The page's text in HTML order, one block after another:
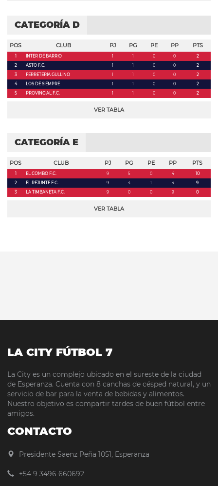
CATEGORÍA D
POS CLUB PJ PG PE PP PTS
1 INTER DE BARRIO 1 1 0 0
2
2
ASTO F.C. 1 1 0 0
2
3
FERRETERIA GULLINO 1 1 0 0
2
4
LOS DE SIEMPRE 1 1 0 0
2
5
PROVINCIAL F.C. 1 1 0 0 2
VER TABLA
CATEGORÍA E
POS CLUB PJ PG PE PP PTS
1 EL COMBO F.C. 9 5 0 4
10
2
EL REJUNTE F.C. 9 4 1 4
9
3
LA TIMBANETA F.C. 9 0 0 9 0
VER TABLA
LA CITY FÚTBOL 7
La City es un complejo ubicado en el sureste de la ciudad
de Esperanza. Cuenta con 8 canchas de césped natural, y un
servicio de bar para la venta de bebidas y alimentos.
Nuestro objetivo es compartir tardes de buen fútbol entre
amigos.
CONTACTO
Presidente Saenz Peña 1051, Esperanza
+54 9 3496 660692